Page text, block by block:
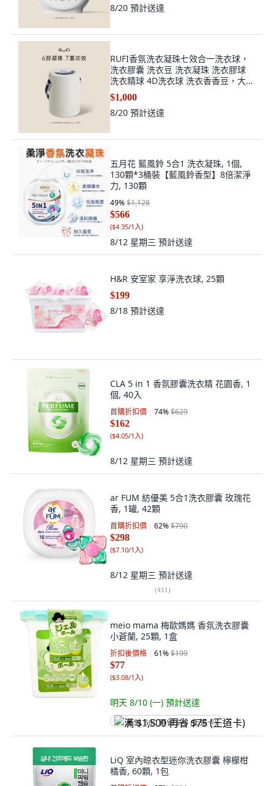
8/20 預計送達
RUFI香氛洗衣凝珠七效合一洗衣球，
洗衣膠囊 洗衣豆 洗衣凝珠 洗衣膠球
洗衣精球 4D洗衣球 洗衣香香豆，大容
量裝, 1個, 【雪茉】400g*1,400g (40
粒)
$1,000
8/20 預計送達
五月花 藍風鈴 5合1 洗衣凝珠, 1個,
130顆*3桶裝【藍風鈴香型】8倍潔淨
力, 130顆
49%$1,128
$566
($4.35/1入)
8/12 星期三 預計送達
H&R 安室家 享淨洗衣球, 25顆
$199
8/18 預計送達
CLA 5 in 1 香氛膠囊洗衣精 花園香, 1
個, 40入
首購折扣價 74%$629
$162
($4.05/1入)
8/12 星期三 預計送達
ar FUM 紡優美 5合1洗衣膠囊 玫瑰花
香, 1罐, 42顆
首購折扣價 62%$790
$298
($7.10/1入)
8/12 星期三 預計送達
(411)
meio mama 梅歐媽媽 香氛洗衣膠囊
小蒼蘭, 25顆, 1盒
折扣後價格 61%$199
$77
($3.08/1入)
明天 8/10 (一) 預計送達
满 $1,500 再省 $75 (王道卡)
LiQ 室內晾衣型迷你洗衣膠囊 檸檬柑
橘香, 60顆, 1包